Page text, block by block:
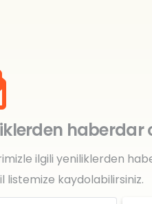
haberdar
ilgili yeniliklerden
listemize kaydolabilirsiniz.